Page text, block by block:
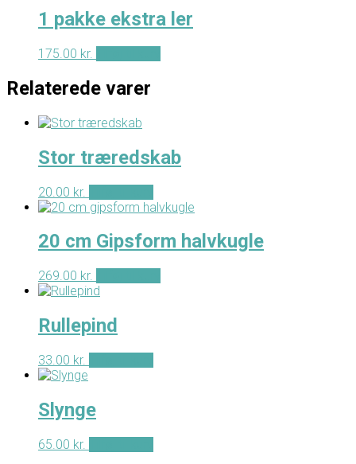
1 pakke ekstra ler
175.00 kr.
Relaterede varer
Stor træredskab
20.00 kr.
20 cm Gipsform halvkugle
269.00 kr.
Rullepind
33.00 kr.
Slynge
65.00 kr.